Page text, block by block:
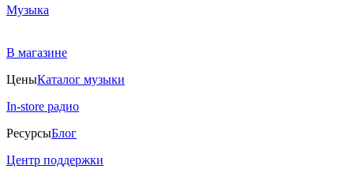
Музыка
В магазине
ЦеныКаталог музыки
In-store радио
РесурсыБлог
Центр поддержки